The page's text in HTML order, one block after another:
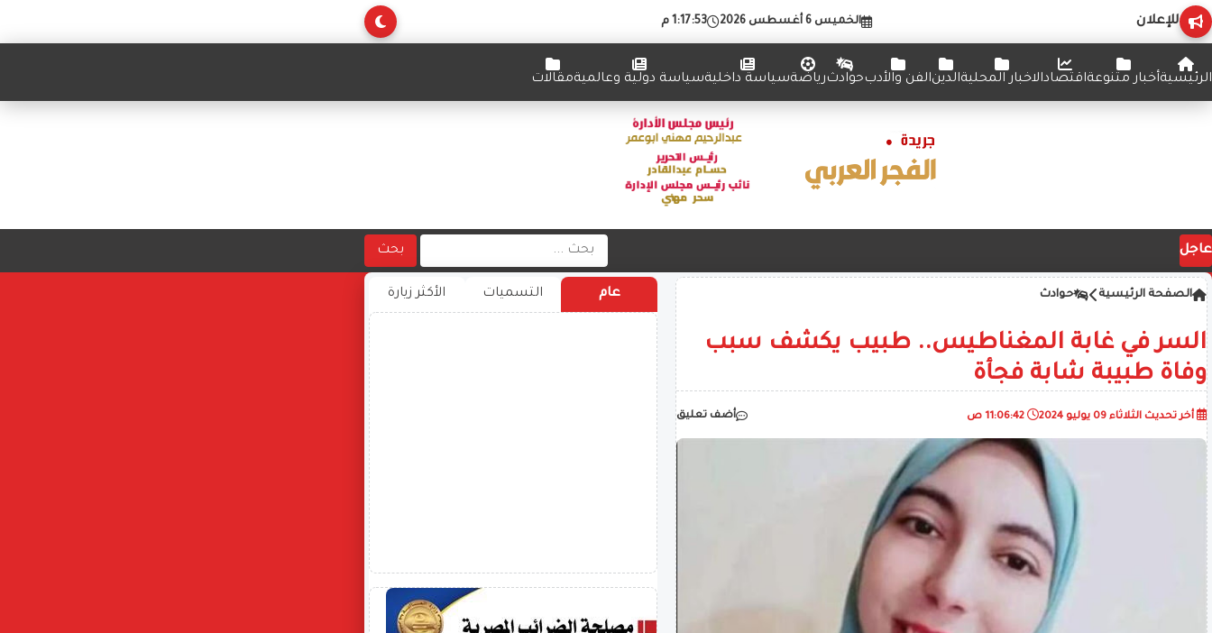
للإعلان الخميس 6 أغسطس 2026 1:17:55 م
الرئيسيةأخبار متنوعةاقتصادالاخبار المحليةالدينالفن والأدبحوادثرياضةسياسة داخليةسياسة دولية وعالميةمقالات
عاجل بحث
الصفحة الرئيسية حوادث
السر في غابة المغناطيس.. طبيب يكشف سبب
وفاة طبيبة شابة فجأة
أخر تحديث الثلاثاء 09 يوليو 2024 أضف تعليق
عام التسميات الأكثر زيارة